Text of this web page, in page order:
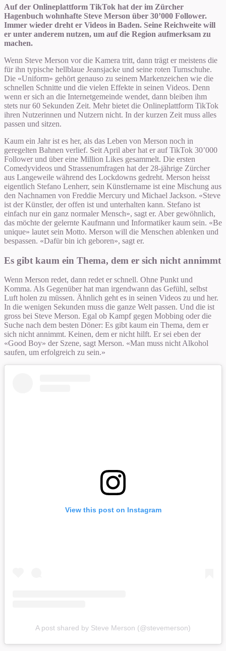
Auf der Onlineplattform TikTok hat der im Zürcher
Hagenbuch wohnhafte Steve Merson über 30’000 Follower.
Immer wieder dreht er Videos in Baden. Seine Reichweite will
er unter anderem nutzen, um auf die Region aufmerksam zu
machen.
Wenn Steve Merson vor die Kamera tritt, dann trägt er meistens die
für ihn typische hellblaue Jeansjacke und seine roten Turnschuhe.
Die «Uniform» gehört genauso zu seinem Markenzeichen wie die
schnellen Schnitte und die vielen Effekte in seinen Videos. Denn
wenn er sich an die Internetgemeinde wendet, dann bleiben ihm
stets nur 60 Sekunden Zeit. Mehr bietet die Onlineplattform TikTok
ihren Nutzerinnen und Nutzern nicht. In der kurzen Zeit muss alles
passen und sitzen.
Kaum ein Jahr ist es her, als das Leben von Merson noch in
geregelten Bahnen verlief. Seit April aber hat er auf TikTok 30’000
Follower und über eine Million Likes gesammelt. Die ersten
Comedyvideos und Strassenumfragen hat der 28-jährige Zürcher
aus Langeweile während des Lockdowns gedreht. Merson heisst
eigentlich Stefano Lenherr, sein Künstlername ist eine Mischung aus
den Nachnamen von Freddie Mercury und Michael Jackson. «Steve
ist der Künstler, der offen ist und unterhalten kann. Stefano ist
einfach nur ein ganz normaler Mensch», sagt er. Aber gewöhnlich,
das möchte der gelernte Kaufmann und Informatiker kaum sein. «Be
unique» lautet sein Motto. Merson will die Menschen ablenken und
bespassen. «Dafür bin ich geboren», sagt er.
Es gibt kaum ein Thema, dem er sich nicht annimmt
Wenn Merson redet, dann redet er schnell. Ohne Punkt und
Komma. Als Gegenüber hat man irgendwann das Gefühl, selbst
Luft holen zu müssen. Ähnlich geht es in seinen Videos zu und her.
In die wenigen Sekunden muss die ganze Welt passen. Und die ist
gross bei Steve Merson. Egal ob Kampf gegen Mobbing oder die
Suche nach dem besten Döner: Es gibt kaum ein Thema, dem er
sich nicht annimmt. Keinen, dem er nicht hilft. Er sei eben der
«Good Boy» der Szene, sagt Merson. «Man muss nicht Alkohol
saufen, um erfolgreich zu sein.»
View this post on Instagram
A post shared by Steve Merson (@stevemerson)